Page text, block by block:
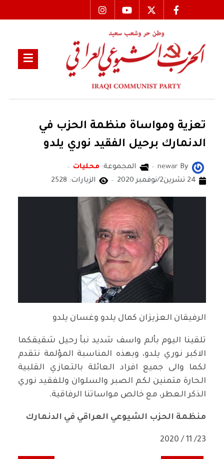
تعزية ومواساة منظمة الحزب في
الدنمارك برحيل الفقيد نوري يلدو
By
newar المجموعة: محليات
24 تشرين2/نوفمبر 2020
الزيارات: 2528
الرفيقان العزيزان كمال يلدو وغسان يلدو
تلقينا اليوم بألم واسف شديد نبأ رحيل شقيقكما
الاكبر نوري يلدو، وبهذه المناسبة المؤلمة نتقدم
لكما والى جميع افراد العائلة بالتعازي القلبية
الحارة متمنين لكم الصبر والسلوان وللفقيد نوري
الذكر العطر، مع خالص مواساتنا الرفاقية.
منظمة الحزب الشيوعي العراقي في الدنمارك
23/ 11 / 2020